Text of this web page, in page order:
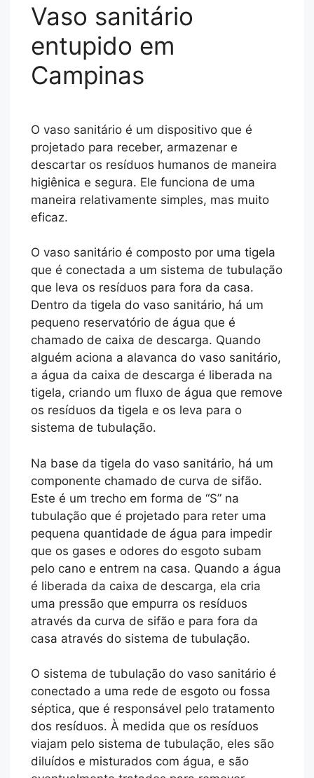
Vaso sanitário
entupido em
Campinas
O vaso sanitário é um dispositivo que é
projetado para receber, armazenar e
descartar os resíduos humanos de maneira
higiênica e segura. Ele funciona de uma
maneira relativamente simples, mas muito
eficaz.
O vaso sanitário é composto por uma tigela
que é conectada a um sistema de tubulação
que leva os resíduos para fora da casa.
Dentro da tigela do vaso sanitário, há um
pequeno reservatório de água que é
chamado de caixa de descarga. Quando
alguém aciona a alavanca do vaso sanitário,
a água da caixa de descarga é liberada na
tigela, criando um fluxo de água que remove
os resíduos da tigela e os leva para o
sistema de tubulação.
Na base da tigela do vaso sanitário, há um
componente chamado de curva de sifão.
Este é um trecho em forma de “S” na
tubulação que é projetado para reter uma
pequena quantidade de água para impedir
que os gases e odores do esgoto subam
pelo cano e entrem na casa. Quando a água
é liberada da caixa de descarga, ela cria
uma pressão que empurra os resíduos
através da curva de sifão e para fora da
casa através do sistema de tubulação.
O sistema de tubulação do vaso sanitário é
conectado a uma rede de esgoto ou fossa
séptica, que é responsável pelo tratamento
dos resíduos. À medida que os resíduos
viajam pelo sistema de tubulação, eles são
diluídos e misturados com água, e são